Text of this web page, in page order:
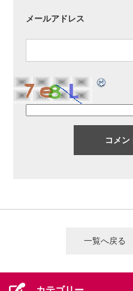
メールアドレス
一覧へ戻る